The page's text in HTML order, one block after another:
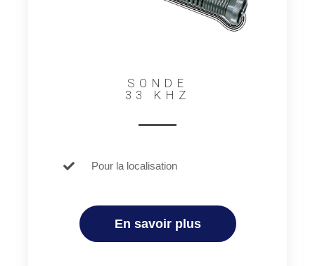
SONDE
33 KHZ
Pour la localisation
En savoir plus